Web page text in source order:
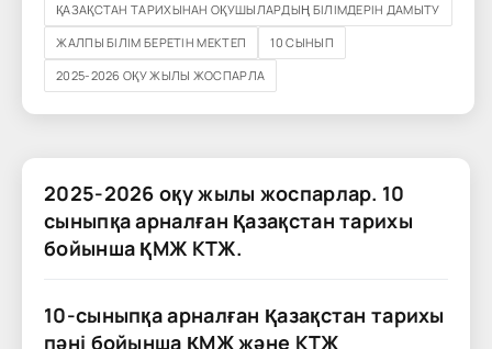
ҚАЗАҚСТАН ТАРИХЫНАН ОҚУШЫЛАРДЫҢ БІЛІМДЕРІН ДАМЫТУ
ЖАЛПЫ БІЛІМ БЕРЕТІН МЕКТЕП
10 СЫНЫП
2025-2026 ОҚУ ЖЫЛЫ ЖОСПАРЛА
2025-2026 оқу жылы жоспарлар. 10
сыныпқа арналған Қазақстан тарихы
бойынша ҚМЖ КТЖ.
10-сыныпқа арналған Қазақстан тарихы
пәні бойынша ҚМЖ және КТЖ